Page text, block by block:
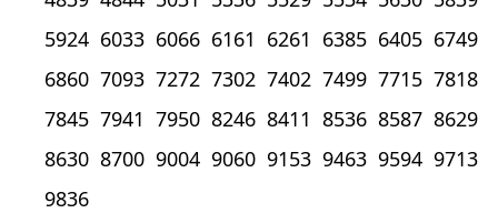
5924 6033 6066 6161 6261 6385 6405 6749
6860 7093 7272 7302 7402 7499 7715 7818
7845 7941 7950 8246 8411 8536 8587 8629
8630 8700 9004 9060 9153 9463 9594 9713
9836